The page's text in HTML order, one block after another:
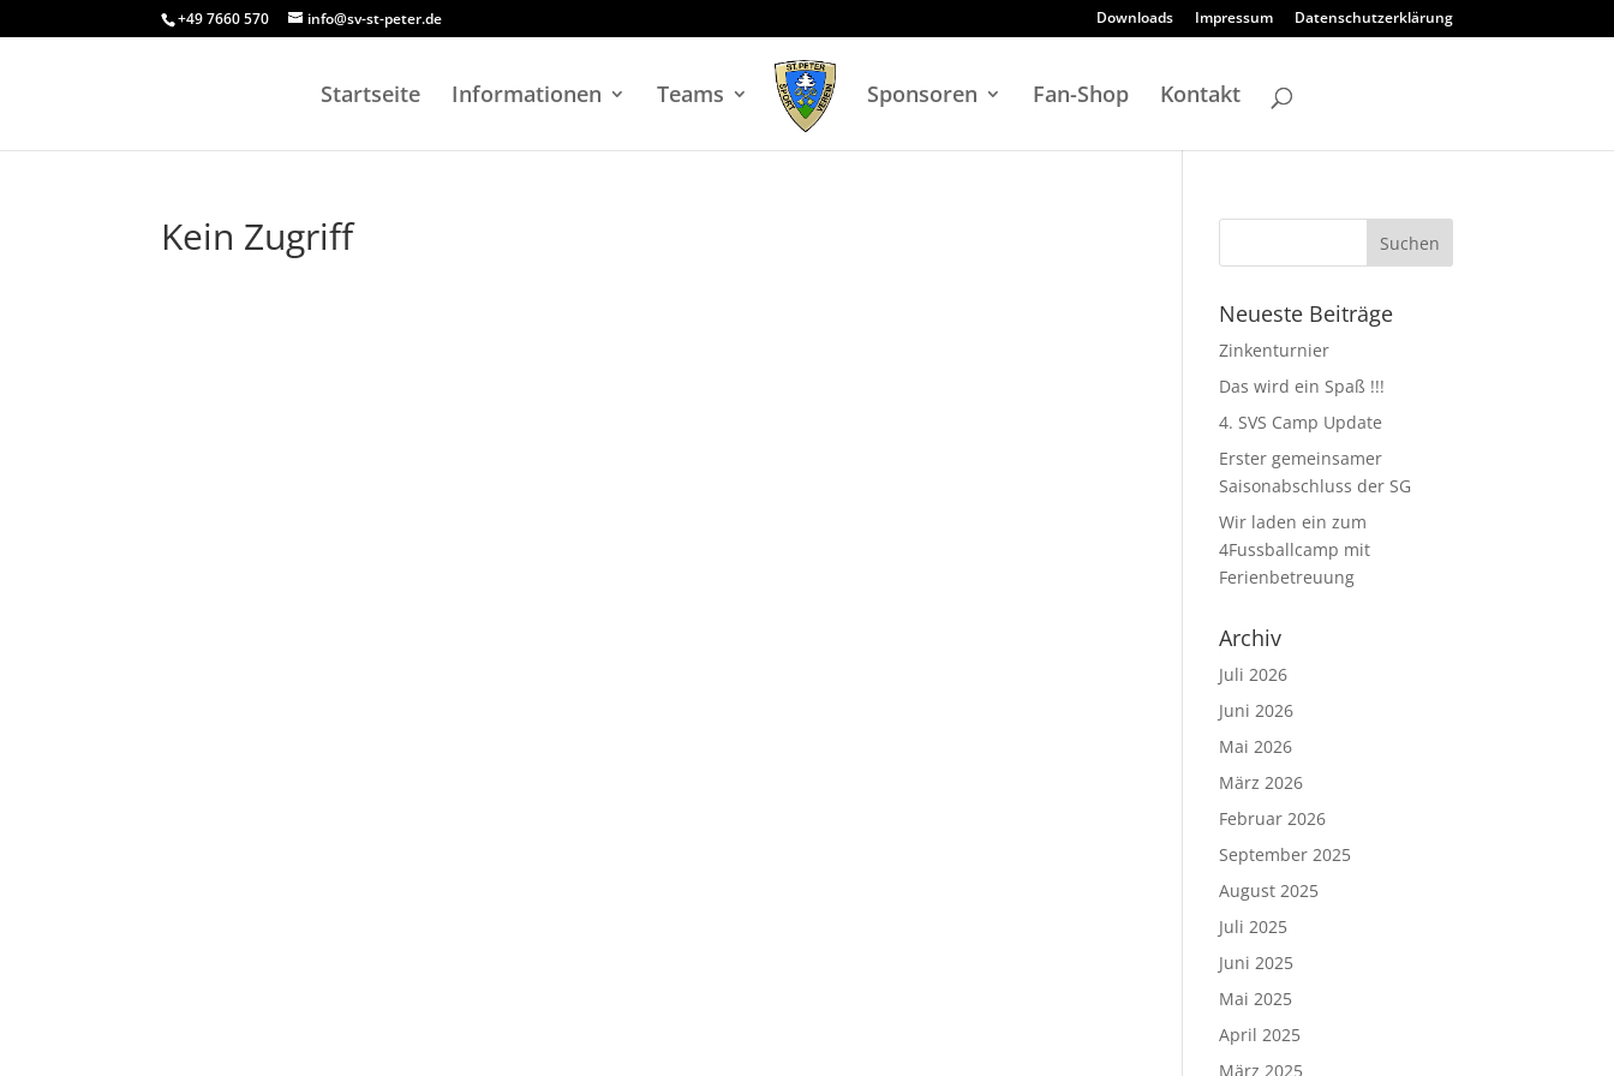
+49 7660 570 info@sv-st-peter.de Downloads Impressum Datenschutzerklärung
Startseite Informationen Teams Sponsoren Fan-Shop Kontakt
Kein Zugriff
Neueste Beiträge
Zinkenturnier
Das wird ein Spaß !!!
4. SVS Camp Update
Erster gemeinsamer
Saisonabschluss der SG
Wir laden ein zum
4Fussballcamp mit
Ferienbetreuung
Archiv
Juli 2026
Juni 2026
Mai 2026
März 2026
Februar 2026
September 2025
August 2025
Juli 2025
Juni 2025
Mai 2025
April 2025
März 2025